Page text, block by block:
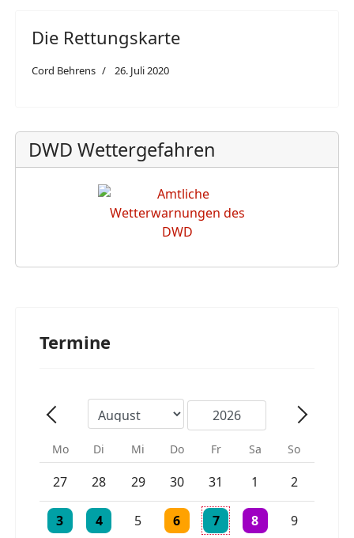
Die Rettungskarte
Cord Behrens 26. Juli 2020
DWD Wettergefahren
Termine
Mo Di Mi Do Fr Sa So
27 28 29 30
Einzelne Veranstaltung
31
Einzelne Veranstaltung
1 2
3
Einzelne Veranstaltung
4
Einzelne Veranstaltung
5 6
Einzelne Veranstaltung
7
Einzelne Veranstaltung
8
3 Veranstaltungen
9